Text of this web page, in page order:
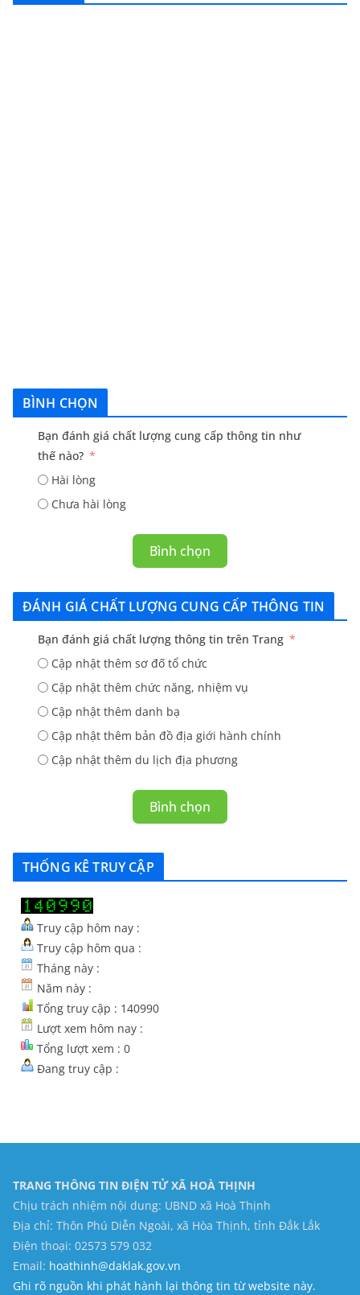
BÌNH CHỌN
Bạn đánh giá chất lượng cung cấp thông tin như
thế nào?
Hài lòng
Chưa hài lòng
Bình chọn
ĐÁNH GIÁ CHẤT LƯỢNG CUNG CẤP THÔNG TIN
Bạn đánh giá chất lượng thông tin trên Trang
Cập nhật thêm sơ đố tổ chức
Cập nhật thêm chức năng, nhiệm vụ
Cập nhật thêm danh bạ
Cập nhật thêm bản đồ địa giới hành chính
Cập nhật thêm du lịch địa phương
Bình chọn
THỐNG KÊ TRUY CẬP
Truy cập hôm nay :
Truy cập hôm qua :
Tháng này :
Năm này :
Tổng truy cập : 140990
Lượt xem hôm nay :
Tổng lượt xem : 0
Đang truy cập :
TRANG THÔNG TIN ĐIỆN TỬ XÃ HOÀ THỊNH
Chịu trách nhiệm nội dung: UBND xã Hoà Thịnh
Địa chỉ: Thôn Phú Diễn Ngoài, xã Hòa Thịnh, tỉnh Đắk Lắk
Điện thoại: 02573 579 032
Email: hoathinh@daklak.gov.vn
Ghi rõ nguồn khi phát hành lại thông tin từ website này.